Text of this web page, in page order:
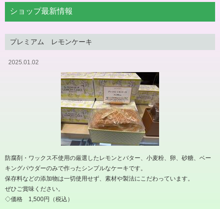
ショップ最新情報
プレミアム レモンケーキ
2025.01.02
防腐剤・ワックス不使用の厳選したレモンとバター、小麦粉、卵、砂糖、ベー
キングパウダーのみで作ったシンプルなケーキです。
保存料などの添加物は一切使用せず、素材や製法にこだわっています。
ぜひご賞味ください。
◇価格 1,500円（税込）